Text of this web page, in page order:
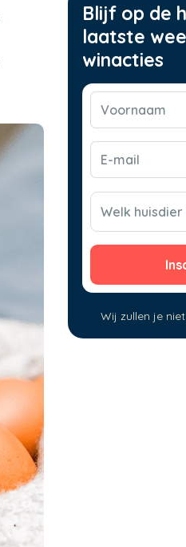
Blijf op de
laatste
winacties
Voornaam
E-
mail
CAPTCHA
Welk huisdier
Wij zullen je